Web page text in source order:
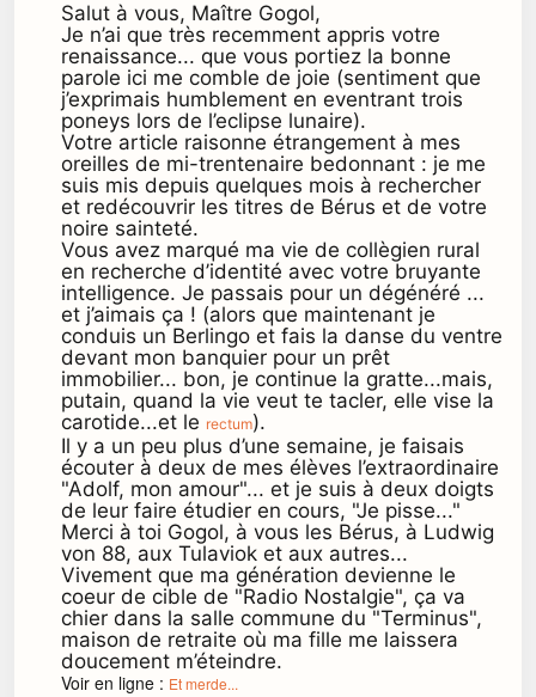
Salut à vous, Maître Gogol,
Je n’ai que très recemment appris votre
renaissance... que vous portiez la bonne
parole ici me comble de joie (sentiment que
j’exprimais humblement en eventrant trois
poneys lors de l’eclipse lunaire).
Votre article raisonne étrangement à mes
oreilles de mi-trentenaire bedonnant : je me
suis mis depuis quelques mois à rechercher
et redécouvrir les titres de Bérus et de votre
noire sainteté.
Vous avez marqué ma vie de collègien rural
en recherche d’identité avec votre bruyante
intelligence. Je passais pour un dégénéré ...
et j’aimais ça ! (alors que maintenant je
conduis un Berlingo et fais la danse du ventre
devant mon banquier pour un prêt
immobilier... bon, je continue la gratte...mais,
putain, quand la vie veut te tacler, elle vise la
carotide...et le rectum).
Il y a un peu plus d’une semaine, je faisais
écouter à deux de mes élèves l’extraordinaire
"Adolf, mon amour"... et je suis à deux doigts
de leur faire étudier en cours, "Je pisse..."
Merci à toi Gogol, à vous les Bérus, à Ludwig
von 88, aux Tulaviok et aux autres...
Vivement que ma génération devienne le
coeur de cible de "Radio Nostalgie", ça va
chier dans la salle commune du "Terminus",
maison de retraite où ma fille me laissera
doucement m’éteindre.
Voir en ligne : Et merde...